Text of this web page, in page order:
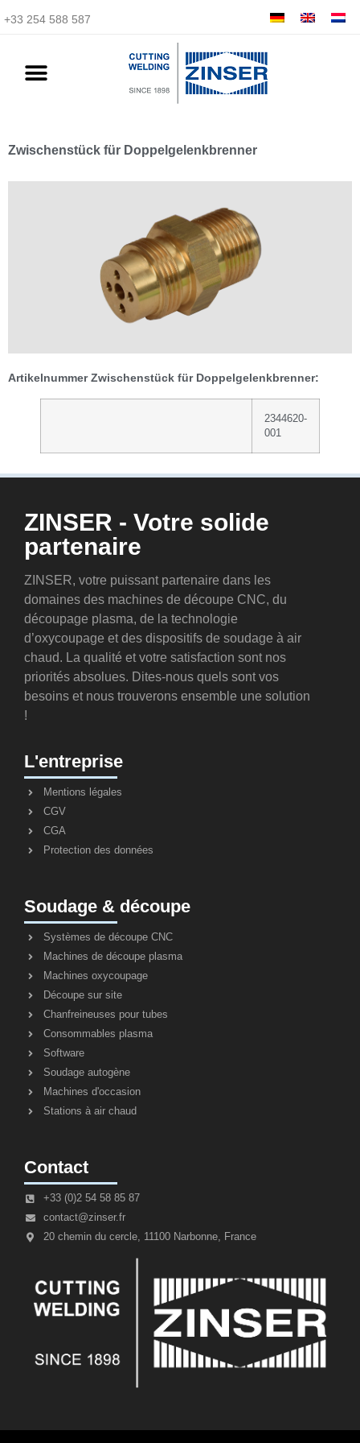
+33 254 588 587
Zwischenstück für Doppelgelenkbrenner
Artikelnummer Zwischenstück für Doppelgelenkbrenner:
2344620-
001
ZINSER - Votre solide
partenaire
ZINSER, votre puissant partenaire dans les
domaines des machines de découpe CNC, du
découpage plasma, de la technologie
d’oxycoupage et des dispositifs de soudage à air
chaud. La qualité et votre satisfaction sont nos
priorités absolues. Dites-nous quels sont vos
besoins et nous trouverons ensemble une solution
!
L'entreprise
Mentions légales
CGV
CGA
Protection des données
Soudage & découpe
Systèmes de découpe CNC
Machines de découpe plasma
Machines oxycoupage
Découpe sur site
Chanfreineuses pour tubes
Consommables plasma
Software
Soudage autogène
Machines d'occasion
Stations à air chaud
Contact
+33 (0)2 54 58 85 87
contact@zinser.fr
20 chemin du cercle, 11100 Narbonne, France